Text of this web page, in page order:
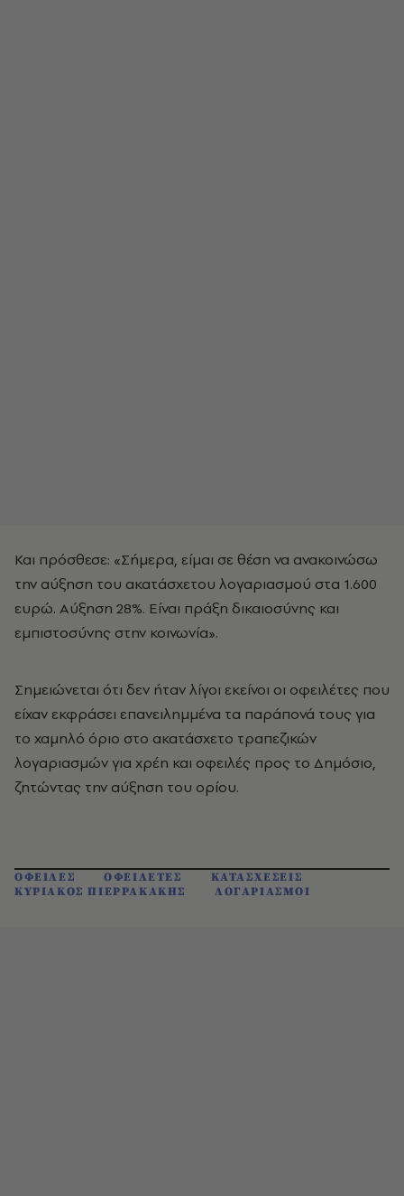
Και πρόσθεσε: «Σήμερα, είμαι σε θέση να ανακοινώσω
την αύξηση του ακατάσχετου λογαριασμού στα 1.600
ευρώ. Αύξηση 28%. Είναι πράξη δικαιοσύνης και
εμπιστοσύνης στην κοινωνία».
Σημειώνεται ότι δεν ήταν λίγοι εκείνοι οι οφειλέτες που
είχαν εκφράσει επανειλημμένα τα παράπονά τους για
το χαμηλό όριο στο ακατάσχετο τραπεζικών
λογαριασμών για χρέη και οφειλές προς το Δημόσιο,
ζητώντας την αύξηση του ορίου.
ΟΦΕΙΛΕΣ ΟΦΕΙΛΕΤΕΣ
ΚΑΤΑΣΧΕΣΕΙΣ
ΚΥΡΙΑΚΟΣ ΠΙΕΡΡΑΚΑΚΗΣ
ΛΟΓΑΡΙΑΣΜΟΙ